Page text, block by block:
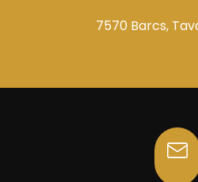
7570 Barcs,